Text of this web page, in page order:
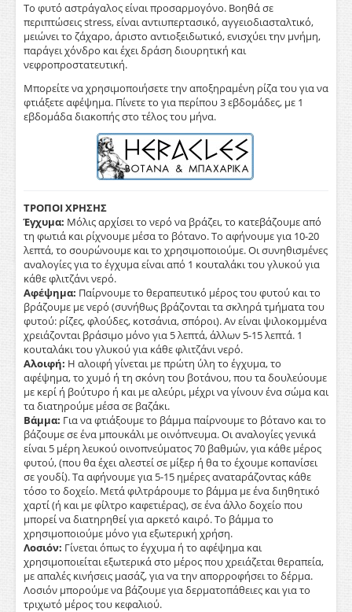
Τo φυτό αστράγαλος είναι προσαρμογόνο. Βοηθά σε
περιπτώσεις stress, είναι αντιυπερτασικό, αγγειοδιασταλτικό,
μειώνει το ζάχαρο, άριστο αντιοξειδωτικό, ενισχύει την μνήμη,
παράγει χόνδρο και έχει δράση διουρητική και
νεφροπροστατευτική.
Μπορείτε να χρησιμοποιήσετε την αποξηραμένη ρίζα του για να
φτιάξετε αφέψημα. Πίνετε το για περίπου 3 εβδομάδες, με 1
εβδομάδα διακοπής στο τέλος του μήνα.
ΤΡΟΠΟΙ ΧΡΗΣΗΣ
Έγχυμα: Μόλις αρχίσει το νερό να βράζει, το κατεβάζουμε από
τη φωτιά και ρίχνουμε μέσα το βότανο. Το αφήνουμε για 10-20
λεπτά, το σουρώνουμε και το χρησιμοποιούμε. Οι συνηθισμένες
αναλογίες για το έγχυμα είναι από 1 κουταλάκι του γλυκού για
κάθε φλιτζάνι νερό.
Αφέψημα: Παίρνουμε το θεραπευτικό μέρος του φυτού και το
βράζουμε με νερό (συνήθως βράζονται τα σκληρά τμήματα του
φυτού: ρίζες, φλούδες, κοτσάνια, σπόροι). Αν είναι ψιλοκομμένα
χρειάζονται βράσιμο μόνο για 5 λεπτά, άλλων 5-15 λεπτά. 1
κουταλάκι του γλυκού για κάθε φλιτζάνι νερό.
Αλοιφή: Η αλοιφή γίνεται με πρώτη ύλη το έγχυμα, το
αφέψημα, το χυμό ή τη σκόνη του βοτάνου, που τα δουλεύουμε
με κερί ή βούτυρο ή και με αλεύρι, μέχρι να γίνουν ένα σώμα και
τα διατηρούμε μέσα σε βαζάκι.
Βάμμα: Για να φτιάξουμε το βάμμα παίρνουμε το βότανο και το
βάζουμε σε ένα μπουκάλι με οινόπνευμα. Οι αναλογίες γενικά
είναι 5 μέρη λευκού οινοπνεύματος 70 βαθμών, για κάθε μέρος
φυτού, (που θα έχει αλεστεί σε μίξερ ή θα το έχουμε κοπανίσει
σε γουδί). Τα αφήνουμε για 5-15 ημέρες αναταράζοντας κάθε
τόσο το δοχείο. Μετά φιλτράρουμε το βάμμα με ένα διηθητικό
χαρτί (ή και με φίλτρο καφετιέρας), σε ένα άλλο δοχείο που
μπορεί να διατηρηθεί για αρκετό καιρό. Το βάμμα το
χρησιμοποιούμε μόνο για εξωτερική χρήση.
Λοσιόν: Γίνεται όπως το έγχυμα ή το αφέψημα και
χρησιμοποιείται εξωτερικά στο μέρος που χρειάζεται θεραπεία,
με απαλές κινήσεις μασάζ, για να την απορροφήσει το δέρμα.
Λοσιόν μπορούμε να βάζουμε για δερματοπάθειες και για το
τριχωτό μέρος του κεφαλιού.